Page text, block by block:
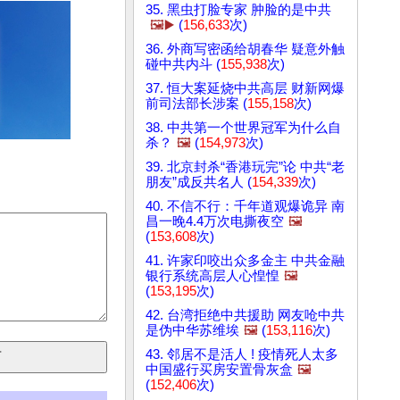
35. 黑虫打脸专家 肿脸的是中共
🖼️▶️ (156,633次)
36. 外商写密函给胡春华 疑意外触
碰中共内斗 (155,938次)
37. 恒大案延烧中共高层 财新网爆
前司法部长涉案 (155,158次)
38. 中共第一个世界冠军为什么自
杀？ 🖼️ (154,973次)
39. 北京封杀“香港玩完”论 中共“老
朋友”成反共名人 (154,339次)
40. 不信不行：千年道观爆诡异 南
昌一晚4.4万次电撕夜空 🖼️
(153,608次)
41. 许家印咬出众多金主 中共金融
银行系统高层人心惶惶 🖼️
(153,195次)
42. 台湾拒绝中共援助 网友呛中共
是伪中华苏维埃 🖼️ (153,116次)
43. 邻居不是活人 ! 疫情死人太多
中国盛行买房安置骨灰盒 🖼️
(152,406次)